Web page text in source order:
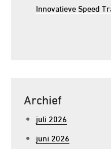
Innovatieve Speed
Archief
juli 2026
juni 2026